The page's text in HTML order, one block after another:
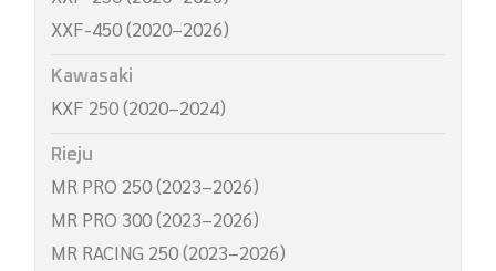
XXF-450 (2020–2026)
Kawasaki
KXF 250 (2020–2024)
Rieju
MR PRO 250 (2023–2026)
MR PRO 300 (2023–2026)
MR RACING 250 (2023–2026)